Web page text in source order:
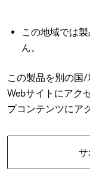
この地域では
ん。
この製品を別の国
Webサイトにアク
プコンテンツにア